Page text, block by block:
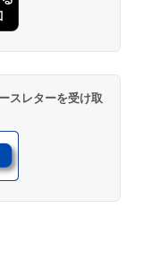
スレターを受け取